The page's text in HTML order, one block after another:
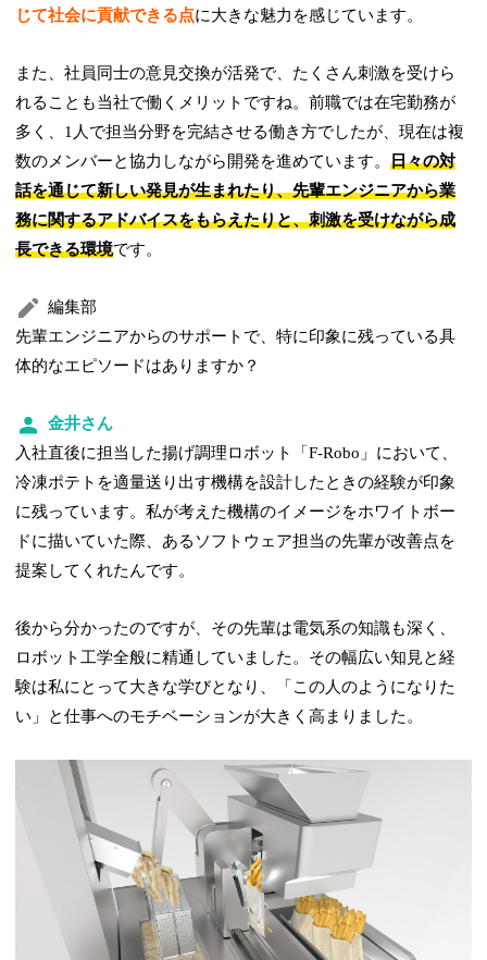
じて社会に貢献できる点に大きな魅力を感じています。
また、社員同士の意見交換が活発で、たくさん刺激を受けら
れることも当社で働くメリットですね。前職では在宅勤務が
多く、1人で担当分野を完結させる働き方でしたが、現在は複
数のメンバーと協力しながら開発を進めています。日々の対
話を通じて新しい発見が生まれたり、先輩エンジニアから業
務に関するアドバイスをもらえたりと、刺激を受けながら成
長できる環境です。
編集部
先輩エンジニアからのサポートで、特に印象に残っている具
体的なエピソードはありますか？
金井さん
入社直後に担当した揚げ調理ロボット「F-Robo」において、
冷凍ポテトを適量送り出す機構を設計したときの経験が印象
に残っています。私が考えた機構のイメージをホワイトボー
ドに描いていた際、あるソフトウェア担当の先輩が改善点を
提案してくれたんです。
後から分かったのですが、その先輩は電気系の知識も深く、
ロボット工学全般に精通していました。その幅広い知見と経
験は私にとって大きな学びとなり、「この人のようになりた
い」と仕事へのモチベーションが大きく高まりました。